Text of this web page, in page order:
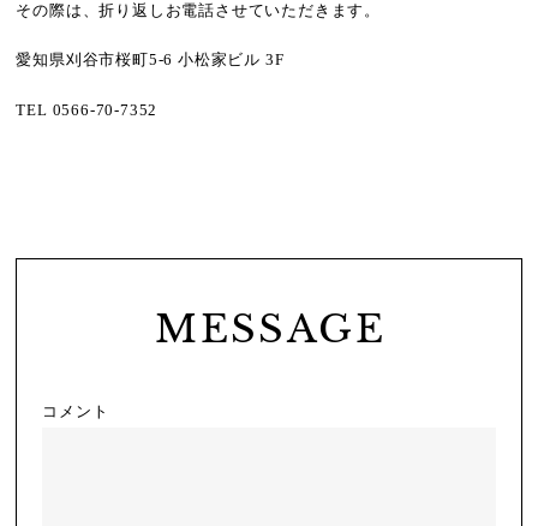
その際は、折り返しお電話させていただきます。
愛知県刈谷市桜町 5-6小松家ビル 3F
TEL 0566-70-7352
MESSAGE
コメント